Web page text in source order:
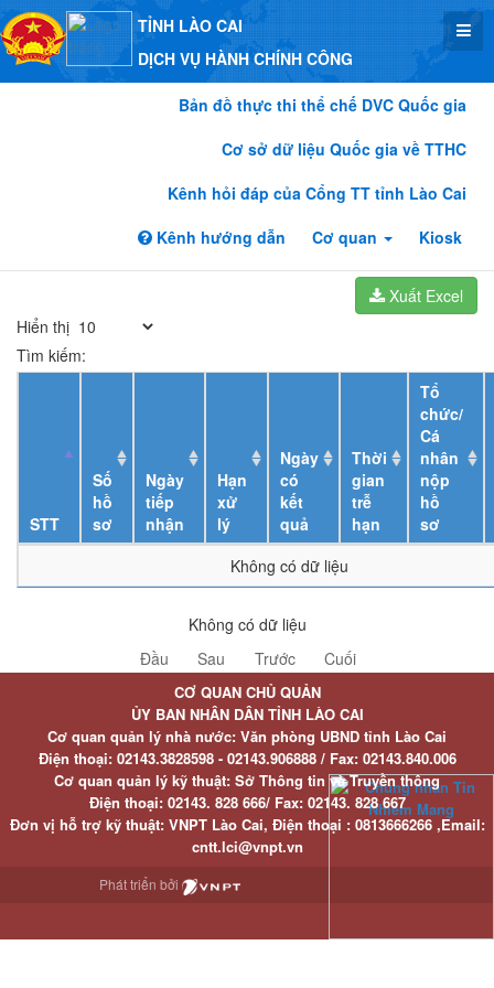
TỈNH LÀO CAI
DỊCH VỤ HÀNH CHÍNH CÔNG
Bản đồ thực thi thể chế DVC Quốc gia
Cơ sở dữ liệu Quốc gia về TTHC
Kênh hỏi đáp của Cổng TT tỉnh Lào Cai
Kênh hướng dẫn
Cơ quan Kiosk
Xuất Excel
Hiển thị
Tìm kiếm:
STT
Số
hồ
sơ
Ngày
tiếp
nhận
Hạn
xử
lý
Ngày
có
kết
quả
Thời
gian
trễ
hạn
Tổ
chức/
Cá
nhân
nộp
hồ
sơ
Không có dữ liệu
Không có dữ liệu
Đầu
Sau Trước Cuối
CƠ QUAN CHỦ QUẢN
ỦY BAN NHÂN DÂN TỈNH LÀO CAI
Cơ quan quản lý nhà nước: Văn phòng UBND tỉnh Lào Cai
Điện thoại:02143.3828598 - 02143.906888 / Fax:02143.840.006
Cơ quan quản lý kỹ thuật: Sở Thông tin và Truyền thông
Điện thoại:02143. 828 666/ Fax:02143. 828 667
Đơn vị hỗ trợ kỹ thuật: VNPT Lào Cai, Điện thoại : 0813666266 ,Email:
cntt.lci@vnpt.vn
Phát triển bởi